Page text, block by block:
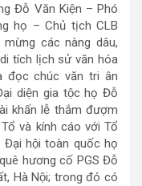
Đỗ Văn Kiện – Phó
họ – Chủ tịch CLB
các nàng dâu,
tích lịch sử văn hóa
chúc văn tri ân
diện gia tộc họ Đỗ
khấn lễ thắm đượm
và kính cáo với Tổ
Đại hội toàn quốc họ
hương cố PGS Đỗ
Hà Nội; trong đó có